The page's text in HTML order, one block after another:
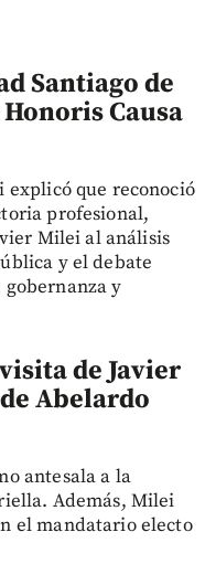
Santiago de
Causa
explicó que reconoció
profesional,
Milei al análisis
y el debate
y
de Javier
Abelardo
antesala a la
Además, Milei
el mandatario electo